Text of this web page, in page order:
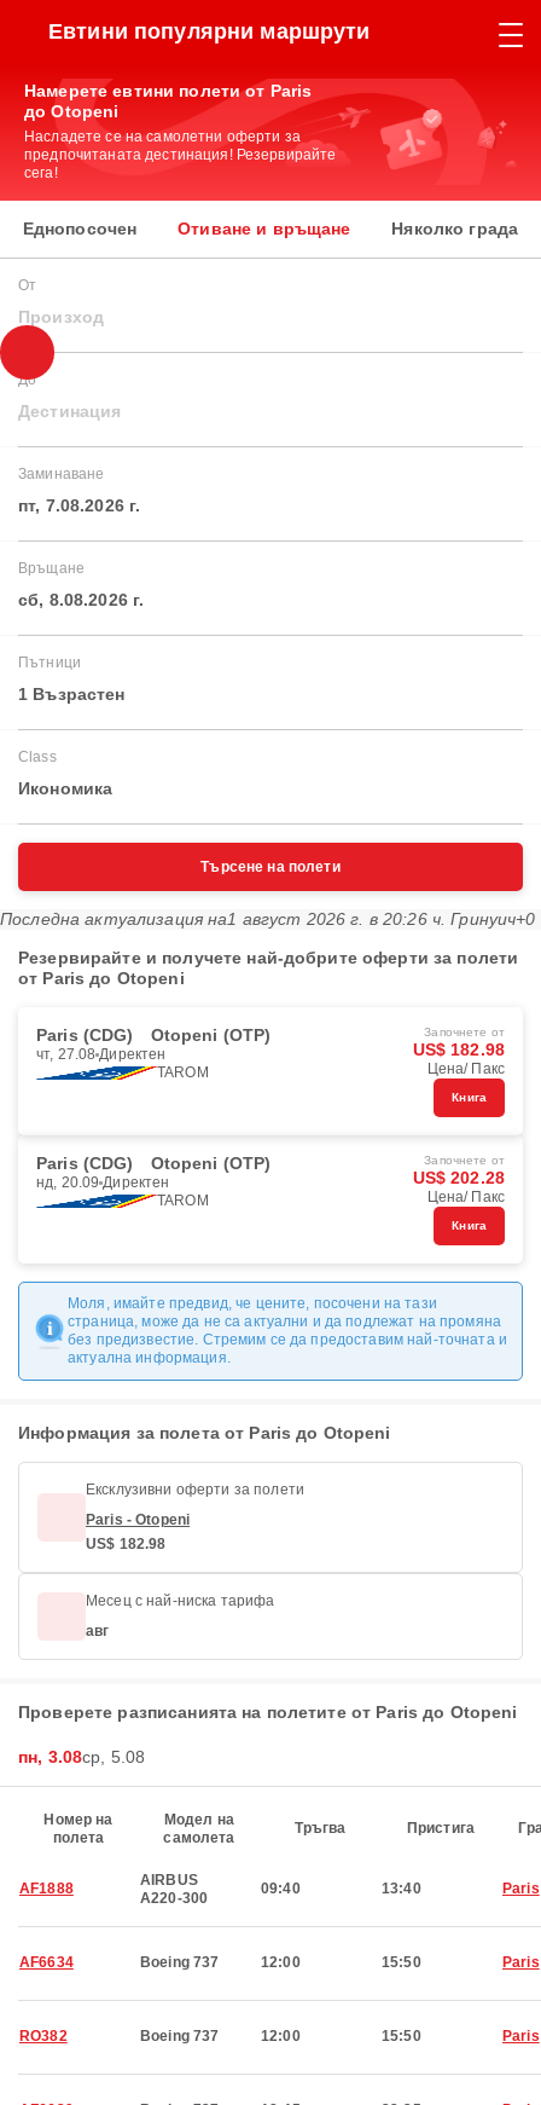
Евтини популярни маршрути
Намерете евтини полети от Paris
до Otopeni
Насладете се на самолетни оферти за
предпочитаната дестинация! Резервирайте
сега!
Еднопосочен Отиване и връщане Няколко града
От
Произход
До
Дестинация
Заминаване
пт, 7.08.2026 г.
Връщане
сб, 8.08.2026 г.
Пътници
1 Възрастен
Class
Икономика
Търсене на полети
Последна актуализация на1 август 2026 г. в 20:26 ч. Гринуич+0
Резервирайте и получете най-добрите оферти за полети
от Paris до Otopeni
Paris (CDG) Otopeni (OTP)
чт, 27.08 Директен
TAROM
Започнете от
US$ 182.98
Цена/ Пакс
Книга
Paris (CDG) Otopeni (OTP)
нд, 20.09 Директен
TAROM
Започнете от
US$ 202.28
Цена/ Пакс
Книга
Моля, имайте предвид, че цените, посочени на тази
страница, може да не са актуални и да подлежат на промяна
без предизвестие. Стремим се да предоставим най-точната и
актуална информация.
Информация за полета от Paris до Otopeni
Ексклузивни оферти за полети
Paris - Otopeni
US$ 182.98
Месец с най-ниска тарифа
авг
Проверете разписанията на полетите от Paris до Otopeni
пн, 3.08ср, 5.08
Номер на
полета
Модел на
самолета
Тръгва Пристига
AF1888
AIRBUS
A220-300
09:40 13:40 Paris
AF6634 Boeing 737 12:00 15:50 Paris
RO382 Boeing 737 12:00 15:50 Paris